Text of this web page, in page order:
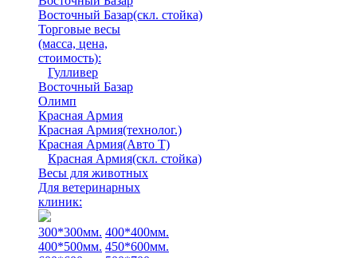
Восточный Базар(скл. стойка)
Торговые весы
(масса, цена,
стоимость):
Гулливер
Восточный Базар
Олимп
Красная Армия
Красная Армия(технолог.)
Красная Армия(Авто Т)
Красная Армия(скл. стойка)
Весы для животных
Для ветеринарных
клиник:
300*300мм. 400*400мм.
400*500мм. 450*600мм.